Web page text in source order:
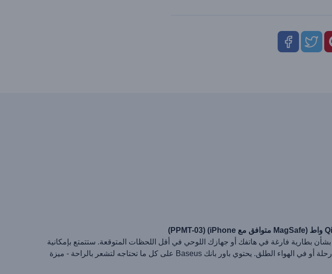
بطارية فارغة في هاتفك أو جهازك اللوحي في أقل اللحظات المتوقعة. ستتمتع بإمكانية
الوصول إلى مصدر إضافي مستقل للطاقة بحيث يمكنك شحن أجهزتك في المكتب أو في رحلة أو في الهواء الطلق. يحتوي باور بانك Baseus على كل ما تحتاجه لتشعر بالراحة - ميزة